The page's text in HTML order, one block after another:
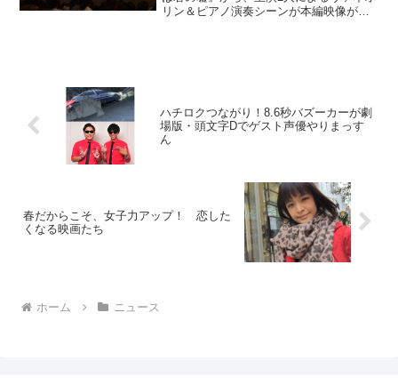
リン＆ピアノ演奏シーンが本編映像が解
ハチロクつながり！8.6秒バズーカーが劇
場版・頭文字Dでゲスト声優やりまっす
ん
春だからこそ、女子力アップ！ 恋した
くなる映画たち
ホーム ニュース